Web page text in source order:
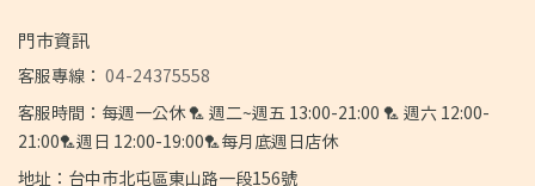
門市資訊
客服專線： 04-24375558
客服時間：每週一公休 🏸 週二~週五 13:00-21:00 🏸 週六 12:00-
21:00🏸週日 12:00-19:00🏸每月底週日店休
地址：台中市北屯區東山路一段156號